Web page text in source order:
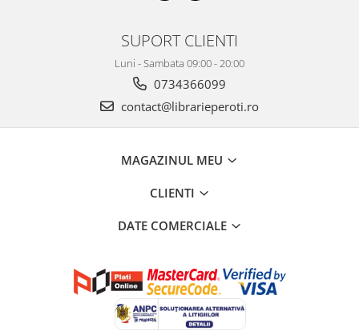
SUPORT CLIENTI
Luni - Sambata 09:00 - 20:00
0734366099
contact@librarieperoti.ro
MAGAZINUL MEU
CLIENTI
DATE COMERCIALE